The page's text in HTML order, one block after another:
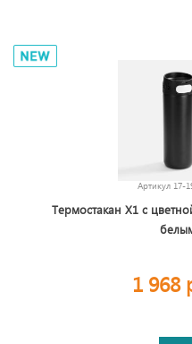
Артикул 17-
Термостакан X1 с
1 968